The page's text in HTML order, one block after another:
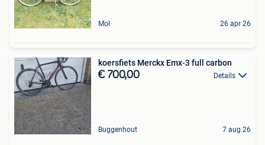
Mol 26 apr 26
koersfiets Merckx Emx-3 full carbon
€ 700,00 Details
Buggenhout 7 aug 26